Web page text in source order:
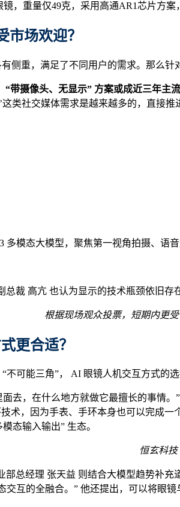
镜，重量仅49克，采用高通AR1芯片方
市场欢迎？
侧重，满足了不同用户的需求。那么针
“带摄像头、无显示” 方案或成近三年主流
这类社交媒体需求是越来越多的，直接
多模态大模型，聚焦第一视角拍摄、
总裁 高亢 也认为显示的技术瓶颈依旧
根据现场观众投票，短期内更
更合适？
不可能三角”， AI 眼镜人机交互方式的选
去，在什么地方就做它最擅长的事情
术，因为手表、手环本身也可以完成
态输入输出” 生态。
恒玄科技
部总经理 张天益 则结合大模型趋势补
交互的全融合。” 他还提出，可以将眼